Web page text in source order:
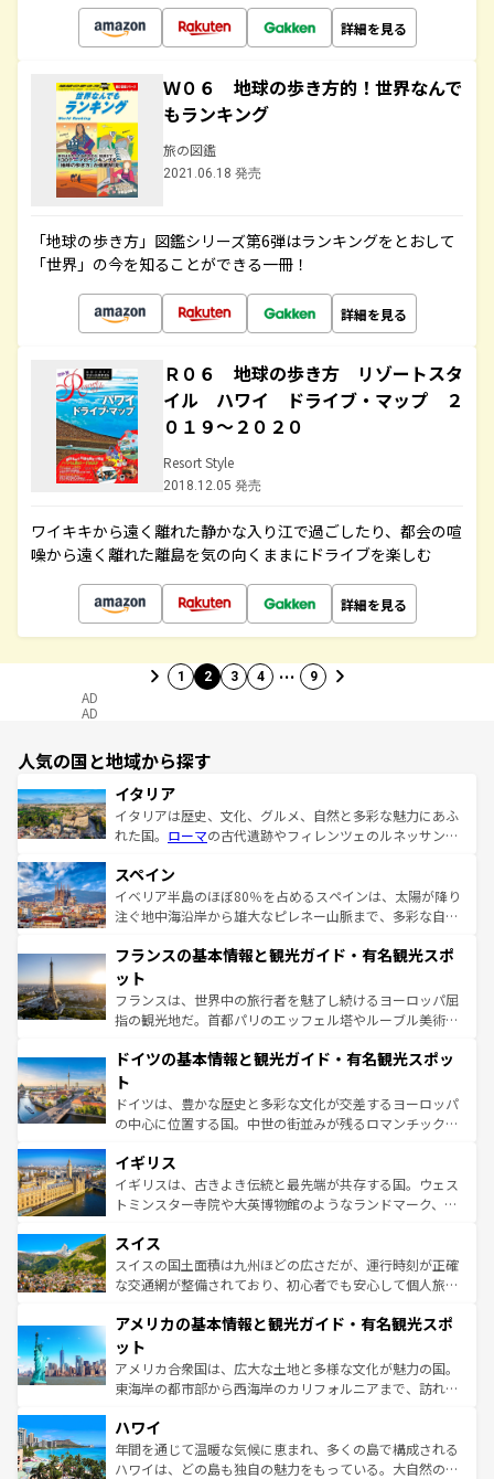
詳細を見る
Ｗ０６ 地球の歩き方的！世界なんで
もランキング
旅の図鑑
2021.06.18 発売
「地球の歩き方」図鑑シリーズ第6弾はランキングをとおして
「世界」の今を知ることができる一冊！
詳細を見る
Ｒ０６ 地球の歩き方 リゾートスタ
イル ハワイ ドライブ・マップ ２
０１９～２０２０
Resort Style
2018.12.05 発売
ワイキキから遠く離れた静かな入り江で過ごしたり、都会の喧
噪から遠く離れた離島を気の向くままにドライブを楽しむ
詳細を見る
1 2 3 4 … 9
AD
AD
人気の国と地域から探す
イタリア
イタリアは歴史、文化、グルメ、自然と多彩な魅力にあふ
れた国。 ローマの古代遺跡やフィレンツェのルネッサンス
ろん、トスカーナの美しい田園風景やアマルフィ海岸の絶
景など、自然景観も見逃せない。観光の合間には、本場の
ピザやパスタなど、絶品のイタリア料理を堪能することも
ませてくれるイタリアで、忘れられない旅をしてみよう！
なお、新着のイタリア情報は
しい。
スペイン
イベリア半島のほぼ80％を占めるスペインは、太陽が降り
注ぐ地中海沿岸から雄大なピレネー山脈まで、多彩な自然
文化が根付くこの国では、情熱的なフラメンコ、熱気あふ
れる闘牛、そして美味しいタパスが生活の一部となってい
る。首都マドリードの洗練された雰囲気や、バルセロナの
アートに溢れた街角から、地方では古代ローマ遺跡や中世
せる。地方によって風土や気候が異なるスペインはその個
ンテンツ一覧 を参照してほしい。
フランスの基本情報と観光ガイド・有名観光スポ
ット
フランスは、世界中の旅行者を魅了し続けるヨーロッパ屈
指の観光地だ。首都パリのエッフェル塔やルーブル美術館
で、幅広い魅力が詰まっている。華麗な宮殿、歴史的な大
聖堂、美しいビーチ、そして豊かな自然が、訪れる者を心
から魅了する。また、フランスは美食の国としても知ら
れ、フランス料理はユネスコ無形文化遺産にも登録されて
香り高いラベンダー畑など、多彩な楽しみ方が可能だ。さ
らに、パリ以外の地域にも魅力が溢れており、どの街角に
も豊かな歴史と文化が息づいている。パリ以外の個性あふ
を参照してほしい。
ドイツの基本情報と観光ガイド・有名観光スポッ
ト
ドイツは、豊かな歴史と多彩な文化が交差するヨーロッパ
の中心に位置する国。中世の街並みが残るロマンチック街
顔を持つこの国は、どこを歩いても飽きることがない。ベ
ルリンの文化的活気、バイエルン州のアルプスの絶景、そ
してライン川沿いのワイン畑といった風景は必見。ビール
は、お酒好きな人にはぜひ体験してほしい。 なお、新着の
ドイツ情報はコンテンツ一覧を参照してほしい。
イギリス
イギリスは、古きよき伝統と最先端が共存する国。ウェス
トミンスター寺院や大英博物館のようなランドマーク、歴
リアごとに異なる魅力がある。また、優雅なアフタヌーン
ティー、ビール好きにはたまらない英国パブ、サッカー観
戦など、本場だからこそできる体験も豊富。イギリスを旅
ンツ一覧を参照してほしい。
スイス
スイスの国土面積は九州ほどの広さだが、運行時刻が正確
な交通網が整備されており、初心者でも安心して個人旅行
の建物がそのまま残る町や、スイスならではのユニークな
博物館もあり、アルプス観光だけでなく町歩きも満喫する
ことができる。国民の所得が高いため物価も高いが、旅行
者向けの交通パス提供のサービスもあり、うまく活用すれ
着のスイス情報は
アメリカの基本情報と観光ガイド・有名観光スポ
ット
アメリカ合衆国は、広大な土地と多様な文化が魅力の国。
東海岸の都市部から西海岸のカリフォルニアまで、訪れる
のような巨大都市は、観光、ショッピング、エンターテイ
ンメントが詰まった刺激的なスポットだ。一方、アメリカ
西部には大自然が広がり、グランドキャニオンやイエロー
ハワイ
年間を通じて温暖な気候に恵まれ、多くの島で構成される
ハワイは、どの島も独自の魅力をもっている。大自然の神